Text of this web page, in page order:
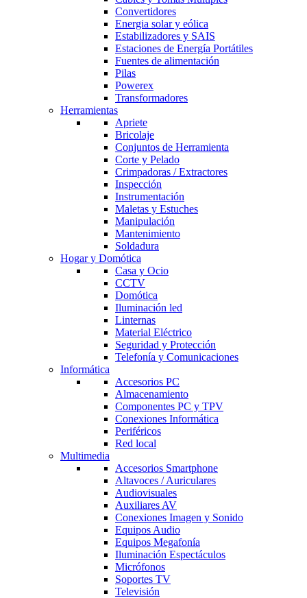
Convertidores
Energia solar y eólica
Estabilizadores y SAIS
Estaciones de Energía Portátiles
Fuentes de alimentación
Pilas
Powerex
Transformadores
Herramientas
Apriete
Bricolaje
Conjuntos de Herramienta
Corte y Pelado
Crimpadoras / Extractores
Inspección
Instrumentación
Maletas y Estuches
Manipulación
Mantenimiento
Soldadura
Hogar y Domótica
Casa y Ocio
CCTV
Domótica
Iluminación led
Linternas
Material Eléctrico
Seguridad y Protección
Telefonía y Comunicaciones
Informática
Accesorios PC
Almacenamiento
Componentes PC y TPV
Conexiones Informática
Periféricos
Red local
Multimedia
Accesorios Smartphone
Altavoces / Auriculares
Audiovisuales
Auxiliares AV
Conexiones Imagen y Sonido
Equipos Audio
Equipos Megafonía
Iluminación Espectáculos
Micrófonos
Soportes TV
Televisión